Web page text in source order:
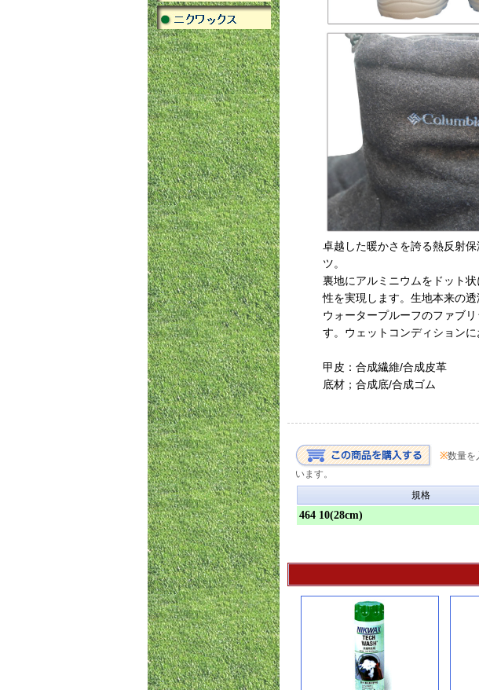
卓越した暖かさを誇る熱反射
ツ。
裏地にアルミニウムをドット
性を実現します。生地本来の
ウォータープルーフのファブ
す。ウェットコンディション
甲皮：合成繊維/合成皮革
底材；合成底/合成ゴム
※数量を
います。
規格
464 10(28cm)